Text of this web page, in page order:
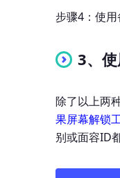
步骤4：使用
3、
除了以上两
果屏幕解锁
别或面容ID